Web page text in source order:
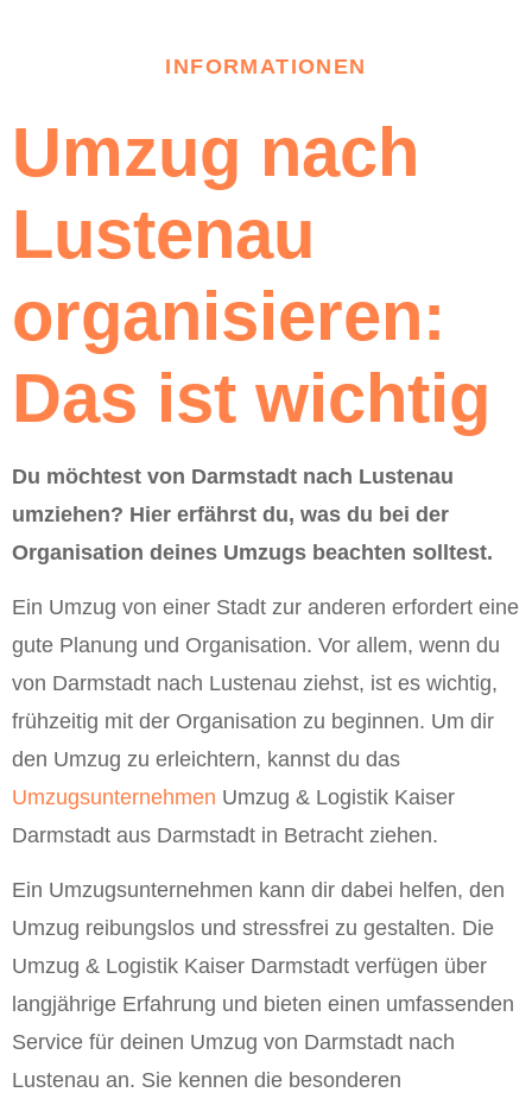
INFORMATIONEN
Umzug nach
Lustenau
organisieren:
Das ist wichtig
Du möchtest von Darmstadt nach Lustenau
umziehen? Hier erfährst du, was du bei der
Organisation deines Umzugs beachten solltest.
Ein Umzug von einer Stadt zur anderen erfordert eine
gute Planung und Organisation. Vor allem, wenn du
von Darmstadt nach Lustenau ziehst, ist es wichtig,
frühzeitig mit der Organisation zu beginnen. Um dir
den Umzug zu erleichtern, kannst du das
Umzugsunternehmen Umzug & Logistik Kaiser
Darmstadt aus Darmstadt in Betracht ziehen.
Ein Umzugsunternehmen kann dir dabei helfen, den
Umzug reibungslos und stressfrei zu gestalten. Die
Umzug & Logistik Kaiser Darmstadt verfügen über
langjährige Erfahrung und bieten einen umfassenden
Service für deinen Umzug von Darmstadt nach
Lustenau an. Sie kennen die besonderen